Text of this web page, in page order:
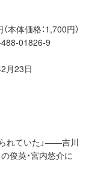
本体価格：1,700円）
01826-9
月23日
れていた」――吉川
俊英・宮内悠介に